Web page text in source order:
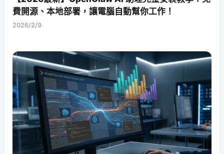
費開源、本地部署，讓電腦自動幫你工作！
2026/2/9